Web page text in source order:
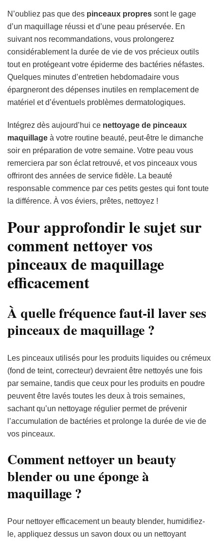
N’oubliez pas que des pinceaux propres sont le gage
d’un maquillage réussi et d’une peau préservée. En
suivant nos recommandations, vous prolongerez
considérablement la durée de vie de vos précieux outils
tout en protégeant votre épiderme des bactéries néfastes.
Quelques minutes d’entretien hebdomadaire vous
épargneront des dépenses inutiles en remplacement de
matériel et d’éventuels problèmes dermatologiques.
Intégrez dès aujourd’hui ce nettoyage de pinceaux
maquillage à votre routine beauté, peut-être le dimanche
soir en préparation de votre semaine. Votre peau vous
remerciera par son éclat retrouvé, et vos pinceaux vous
offriront des années de service fidèle. La beauté
responsable commence par ces petits gestes qui font toute
la différence. À vos éviers, prêtes, nettoyez !
Pour approfondir le sujet sur
comment nettoyer vos
pinceaux de maquillage
efficacement
À quelle fréquence faut-il laver ses
pinceaux de maquillage ?
Les pinceaux utilisés pour les produits liquides ou crémeux
(fond de teint, correcteur) devraient être nettoyés une fois
par semaine, tandis que ceux pour les produits en poudre
peuvent être lavés toutes les deux à trois semaines,
sachant qu’un nettoyage régulier permet de prévenir
l’accumulation de bactéries et prolonge la durée de vie de
vos pinceaux.
Comment nettoyer un beauty
blender ou une éponge à
maquillage ?
Pour nettoyer efficacement un beauty blender, humidifiez-
le, appliquez dessus un savon doux ou un nettoyant